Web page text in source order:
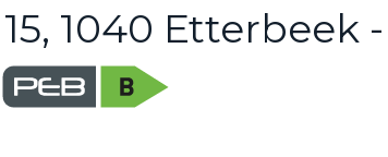
1040 Etterbeek